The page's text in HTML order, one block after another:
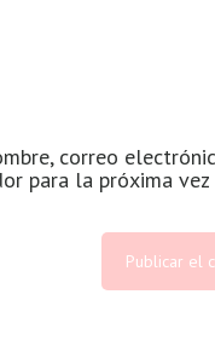
correo
para la próxima vez